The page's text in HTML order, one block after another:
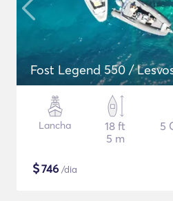
Fost Legend 550 /
Lancha
18 ft
5 m
5
$746 /dia